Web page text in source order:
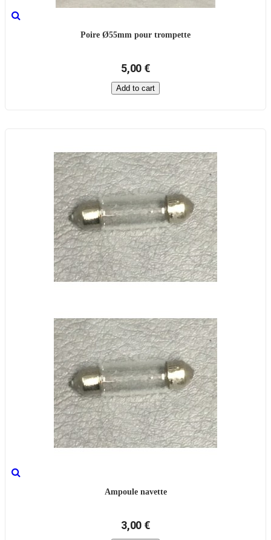
Poire Ø55mm pour trompette
5,00 €
Add to cart
Ampoule navette
3,00 €